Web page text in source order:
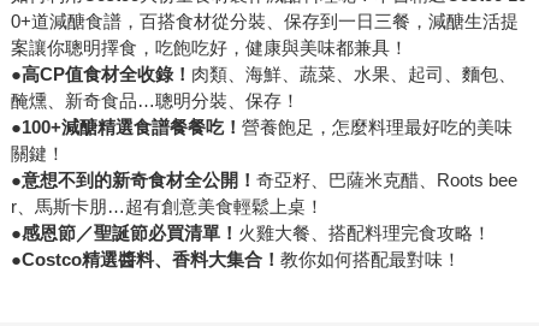
0+道減醣食譜，百搭食材從分裝、保存到一日三餐，減醣生活提
案讓你聰明擇食，吃飽吃好，健康與美味都兼具！
●高CP值食材全收錄！ 肉類、海鮮、蔬菜、水果、起司、麵包、
醃燻、新奇食品…聰明分裝、保存！
●100+減醣精選食譜餐餐吃！ 營養飽足，怎麼料理最好吃的美味
關鍵！
●意想不到的新奇食材全公開！ 奇亞籽、巴薩米克醋、Roots bee
r、馬斯卡朋…超有創意美食輕鬆上桌！
●感恩節／聖誕節必買清單！ 火雞大餐、搭配料理完食攻略！
●Costco精選醬料、香料大集合！ 教你如何搭配最對味！